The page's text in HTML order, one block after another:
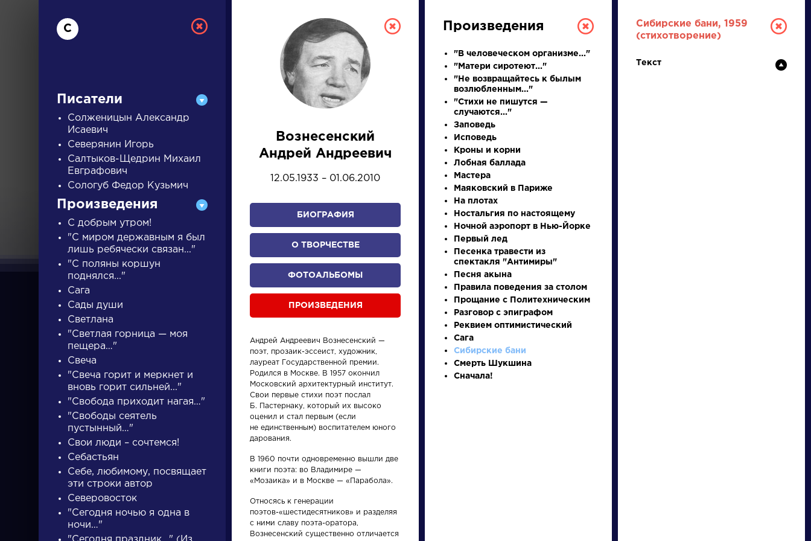
РУССКАЯ ЛИТЕРАТУРА
ДЛЯ ПРЕЗЕНТАЦИЙ, УРОКОВ И ЕГЭ
А Б В Г Д З С Т У
писатели произведения
Произведения
Вечернее
размышление
Недоросль
Писатели
Бродский
Иосиф
С
Писатели
Солженицын Александр
Исаевич
Северянин Игорь
Салтыков-Щедрин Михаил
Евграфович
Сологуб Федор Кузьмич
Произведения
С добрым утром!
"С миром державным я был
лишь ребячески связан..."
"С поляны коршун
поднялся..."
Сага
Сады души
Светлана
"Светлая горница — моя
пещера…"
Свеча
"Свеча горит и меркнет и
вновь горит сильней..."
"Свобода приходит нагая…"
"Свободы сеятель
пустынный…"
Свои люди – сочтемся!
Себастьян
Себе, любимому, посвящает
эти строки автор
Северовосток
"Сегодня ночью я одна в
ночи…"
Вознесенский
Андрей Андреевич
12.05.1933 – 01.06.2010
БИОГРАФИЯ
О ТВОРЧЕСТВЕ
ФОТОАЛЬБОМЫ
ПРОИЗВЕДЕНИЯ
Андрей Андреевич Вознесенский —
поэт, прозаик-эссеист, художник,
лауреат Государственной премии.
Родился в Москве. В 1957 окончил
Московский архитектурный институт.
Свои первые стихи поэт послал
Б. Пастернаку, который их высоко
оценил и стал первым (если
не единственным) воспитателем юного
дарования.
В 1960 почти одновременно вышли две
книги поэта: во Владимире —
«Мозаика» и в Москве — «Парабола».
Относясь к генерации
поэтов-«шестидесятников» и разделяя
с ними славу поэта-оратора,
Вознесенский существенно отличается
Произведения
"В человеческом организме..."
"Матери сиротеют..."
"Не возвращайтесь к былым
возлюбленным..."
"Стихи не пишутся —
случаются..."
Заповедь
Исповедь
Кроны и корни
Лобная баллада
Мастера
Маяковский в Париже
На плотах
Ностальгия по настоящему
Ночной аэропорт в Нью-Йорке
Первый лед
Песенка травести из
спектакля "Антимиры"
Песня акына
Правила поведения за столом
Прощание с Политехническим
Разговор с эпиграфом
Реквием оптимистический
Сага
Сибирские бани
Смерть Шукшина
Сначала!
Сибирские бани, 1959
(стихотворение)
Текст